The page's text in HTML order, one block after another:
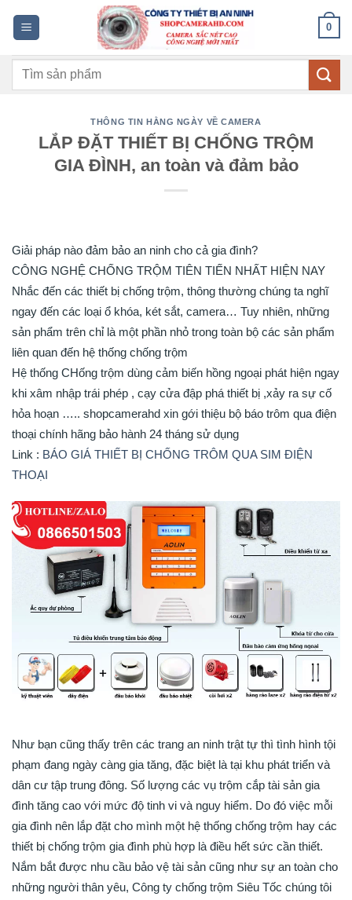
dung
0
Tìm
THÔNG TIN HẰNG NGÀY VỀ CAMERA
LẮP ĐẶT THIẾT BỊ CHỐNG TRỘM
GIA ĐÌNH, an toàn và đảm bảo
Giải pháp nào đảm bảo an ninh cho cả gia đình?
CÔNG NGHỆ CHỐNG TRỘM TIÊN TIẾN NHẤT HIỆN NAY
Nhắc đến các thiết bị chống trộm, thông thường chúng ta nghĩ
ngay đến các loại ổ khóa, két sắt, camera… Tuy nhiên, những
sản phẩm trên chỉ là một phần nhỏ trong toàn bộ các sản phẩm
liên quan đến hệ thống chống trộm
Hệ thống CHống trộm dùng cảm biến hồng ngoại phát hiện ngay
khi xâm nhập trái phép , cạy cửa đập phá thiết bị ,xảy ra sự cố
hỏa hoạn ….. shopcamerahd xin gới thiệu bộ báo trôm qua điện
thoại chính hãng bảo hành 24 tháng sử dụng
Link : BÁO GIÁ THIẾT BỊ CHỐNG TRÔM QUA SIM ĐIỆN
THOẠI
Như bạn cũng thấy trên các trang an ninh trật tự thì tình hình tội
phạm đang ngày càng gia tăng, đặc biệt là tại khu phát triển và
dân cư tập trung đông. Số lượng các vụ trộm cắp tài sản gia
đình tăng cao với mức độ tinh vi và nguy hiểm. Do đó việc mỗi
gia đình nên lắp đặt cho mình một hệ thống chống trộm hay các
thiết bị chống trộm gia đình phù hợp là điều hết sức cần thiết.
Nắm bắt được nhu cầu bảo vệ tài sản cũng như sự an toàn cho
những người thân yêu, Công ty chống trộm Siêu Tốc chúng tôi